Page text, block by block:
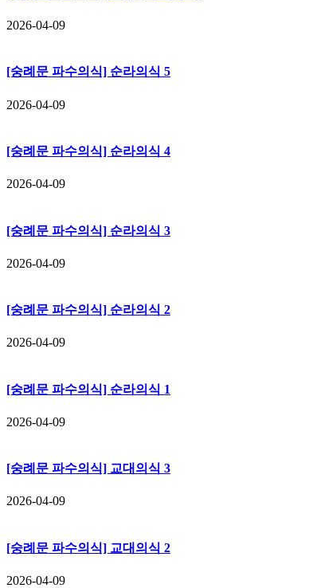
2026-04-09
[숭례문 파수의식] 순라의식 5
2026-04-09
[숭례문 파수의식] 순라의식 4
2026-04-09
[숭례문 파수의식] 순라의식 3
2026-04-09
[숭례문 파수의식] 순라의식 2
2026-04-09
[숭례문 파수의식] 순라의식 1
2026-04-09
[숭례문 파수의식] 교대의식 3
2026-04-09
[숭례문 파수의식] 교대의식 2
2026-04-09